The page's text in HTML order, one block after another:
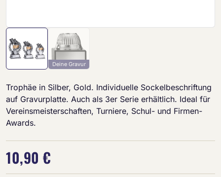
Deine Gravur
Trophäe in Silber, Gold. Individuelle Sockelbeschriftung
auf Gravurplatte. Auch als 3er Serie erhältlich. Ideal für
Vereinsmeisterschaften, Turniere, Schul- und Firmen-
Awards.
10,90 €